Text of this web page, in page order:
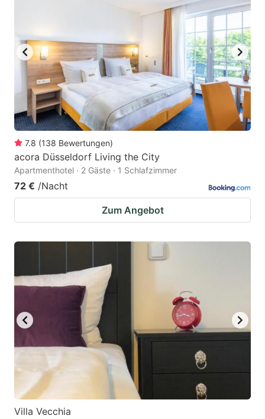
7.8 (138 Bewertungen)
acora Düsseldorf Living the City
Apartmenthotel · 2 Gäste · 1 Schlafzimmer
72 € /Nacht
Zum Angebot
Villa Vecchia